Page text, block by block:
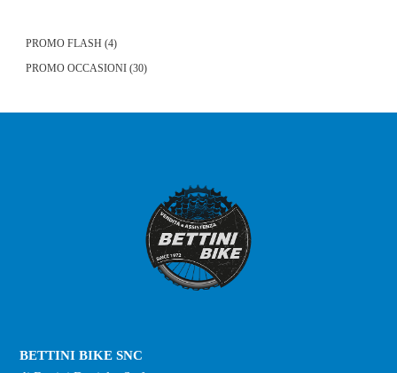
PROMO FLASH 44
PROMO OCCASIONI 3030
BETTINI BIKE SNC